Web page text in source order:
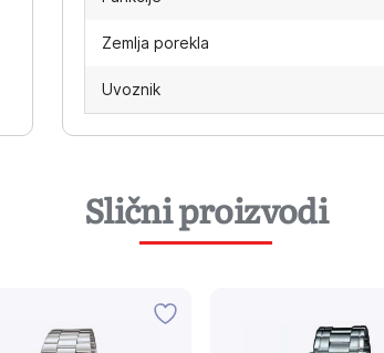
Zemlja porekla
Uvoznik
Slični proizvodi